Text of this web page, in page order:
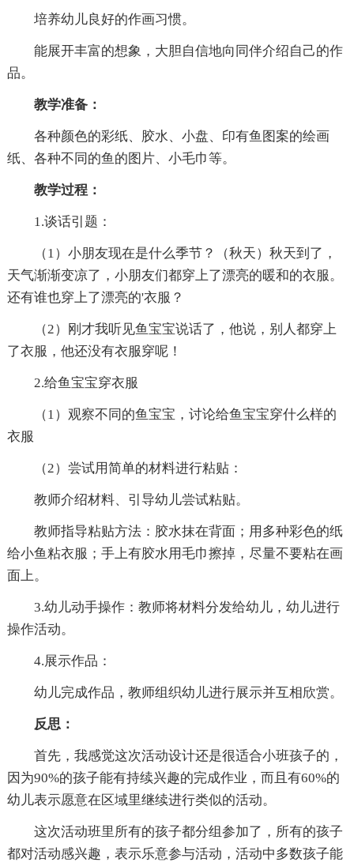
培养幼儿良好的作画习惯。
能展开丰富的想象，大胆自信地向同伴介绍自己的作
品。
教学准备：
各种颜色的彩纸、胶水、小盘、印有鱼图案的绘画
纸、各种不同的鱼的图片、小毛巾等。
教学过程：
1.谈话引题：
（1）小朋友现在是什么季节？（秋天）秋天到了，
天气渐渐变凉了，小朋友们都穿上了漂亮的暖和的衣服。
还有谁也穿上了漂亮的'衣服？
（2）刚才我听见鱼宝宝说话了，他说，别人都穿上
了衣服，他还没有衣服穿呢！
2.给鱼宝宝穿衣服
（1）观察不同的鱼宝宝，讨论给鱼宝宝穿什么样的
衣服
（2）尝试用简单的材料进行粘贴：
教师介绍材料、引导幼儿尝试粘贴。
教师指导粘贴方法：胶水抹在背面；用多种彩色的纸
给小鱼粘衣服；手上有胶水用毛巾擦掉，尽量不要粘在画
面上。
3.幼儿动手操作：教师将材料分发给幼儿，幼儿进行
操作活动。
4.展示作品：
幼儿完成作品，教师组织幼儿进行展示并互相欣赏。
反思：
首先，我感觉这次活动设计还是很适合小班孩子的，
因为90%的孩子能有持续兴趣的完成作业，而且有60%的
幼儿表示愿意在区域里继续进行类似的活动。
这次活动班里所有的孩子都分组参加了，所有的孩子
都对活动感兴趣，表示乐意参与活动，活动中多数孩子能